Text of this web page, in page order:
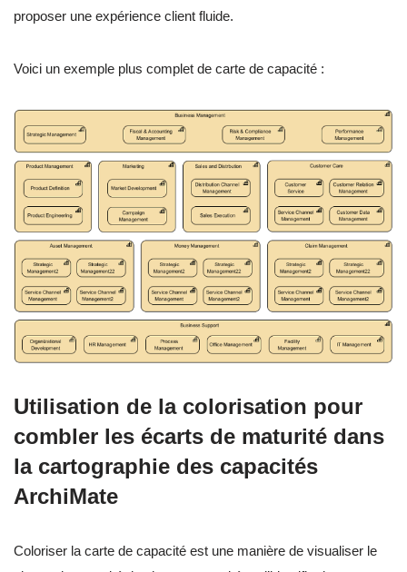
proposer une expérience client fluide.
Voici un exemple plus complet de carte de capacité :
Utilisation de la colorisation pour
combler les écarts de maturité dans
la cartographie des capacités
ArchiMate
Coloriser la carte de capacité est une manière de visualiser le